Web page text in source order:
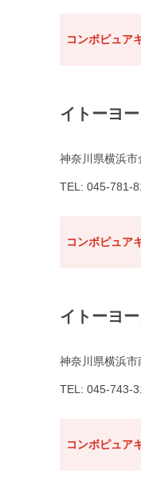
コンボピュア
イトーヨ
神奈川県横浜市
TEL: 045-781-
コンボピュア
イトーヨ
神奈川県横浜市
TEL: 045-743-
コンボピュア